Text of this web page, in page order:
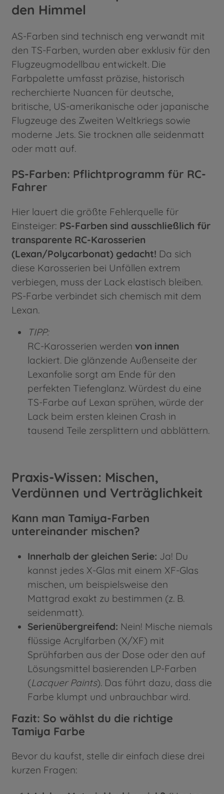
den Himmel
AS-Farben sind technisch eng verwandt mit
den TS-Farben, wurden aber exklusiv für den
Flugzeugmodellbau entwickelt. Die
Farbpalette umfasst präzise, historisch
recherchierte Nuancen für deutsche,
britische, US-amerikanische oder japanische
Flugzeuge des Zweiten Weltkriegs sowie
moderne Jets. Sie trocknen alle seidenmatt
oder matt auf.
PS-Farben: Pflichtprogramm für RC-
Fahrer
Hier lauert die größte Fehlerquelle für
Einsteiger: PS-Farben sind ausschließlich für
transparente RC-Karosserien
(Lexan/Polycarbonat) gedacht! Da sich
diese Karosserien bei Unfällen extrem
verbiegen, muss der Lack elastisch bleiben.
PS-Farbe verbindet sich chemisch mit dem
Lexan.
TIPP:
RC-Karosserien werden von innen
lackiert. Die glänzende Außenseite der
Lexanfolie sorgt am Ende für den
perfekten Tiefenglanz. Würdest du eine
TS-Farbe auf Lexan sprühen, würde der
Lack beim ersten kleinen Crash in
tausend Teile zersplittern und abblättern.
Praxis-Wissen: Mischen,
Verdünnen und Verträglichkeit
Kann man Tamiya-Farben
untereinander mischen?
Innerhalb der gleichen Serie: Ja! Du
kannst jedes X-Glas mit einem XF-Glas
mischen, um beispielsweise den
Mattgrad exakt zu bestimmen (z. B.
seidenmatt).
Serienübergreifend: Nein! Mische niemals
flüssige Acrylfarben (X/XF) mit
Sprühfarben aus der Dose oder den auf
Lösungsmittel basierenden LP-Farben
(Lacquer Paints). Das führt dazu, dass die
Farbe klumpt und unbrauchbar wird.
Fazit: So wählst du die richtige
Tamiya Farbe
Bevor du kaufst, stelle dir einfach diese drei
kurzen Fragen: